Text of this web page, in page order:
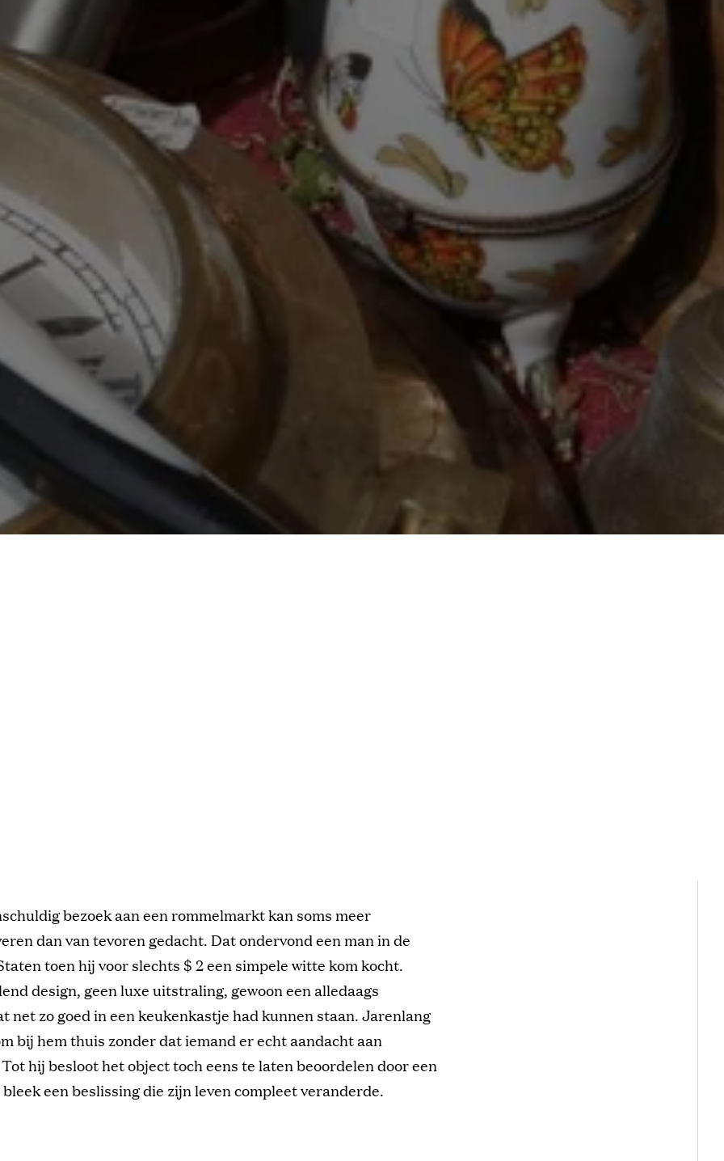
bezoek aan een rommelmarkt kan soms meer
dan van tevoren gedacht. Dat ondervond een man in de
toen hij voor slechts $ 2 een simpele witte kom kocht.
design, geen luxe uitstraling, gewoon een alledaags
net zo goed in een keukenkastje had kunnen staan. Jarenlang
bij hem thuis zonder dat iemand er echt aandacht aan
hij besloot het object toch eens te laten beoordelen door een
een beslissing die zijn leven compleet veranderde.